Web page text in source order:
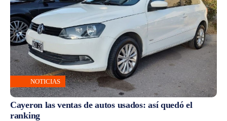
NOTICIAS
Cayeron las ventas de autos usados: así quedó el
ranking